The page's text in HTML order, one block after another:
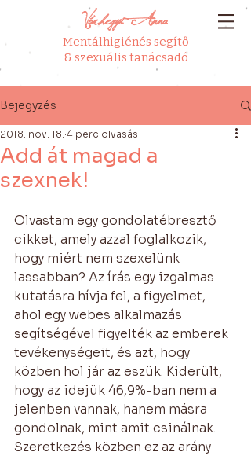
Várhegyi Anna
Mentálhigiénés segítő
& szexuális tanácsadó
Bejegyzés
Add át magad a
szexnek!
2018. nov. 18. 4 perc olvasás
Olvastam egy gondolatébresztő
cikket, amely azzal foglalkozik,
hogy miért nem szexelünk
lassabban? Az írás egy izgalmas
kutatásra hívja fel, a figyelmet,
ahol egy webes alkalmazás
segítségével figyelték az emberek
tevékenységeit, és azt, hogy
közben hol jár az eszük. Kiderült,
hogy az idejük 46,9%-ban nem a
jelenben vannak, hanem másra
gondolnak, mint amit csinálnak.
Szeretkezés közben ez az arány